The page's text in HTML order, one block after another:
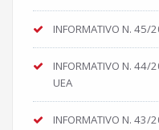
INFORMATIVO N. 45/
INFORMATIVO N. 44/
UEA
INFORMATIVO N. 43/